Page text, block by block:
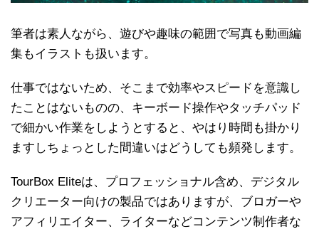
筆者は素人ながら、遊びや趣味の範囲で写真も動画編
集もイラストも扱います。
仕事ではないため、そこまで効率やスピードを意識し
たことはないものの、キーボード操作やタッチパッド
で細かい作業をしようとすると、やはり時間も掛かり
ますしちょっとした間違いはどうしても頻発します。
TourBox Eliteは、プロフェッショナル含め、デジタル
クリエーター向けの製品ではありますが、ブロガーや
アフィリエイター、ライターなどコンテンツ制作者な